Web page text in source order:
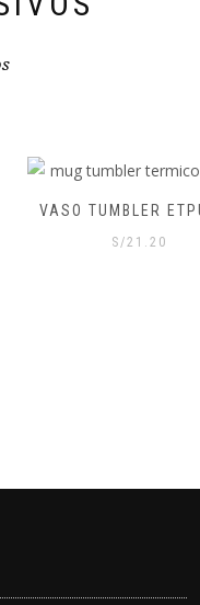
VASO TUMBLER
S/21.20